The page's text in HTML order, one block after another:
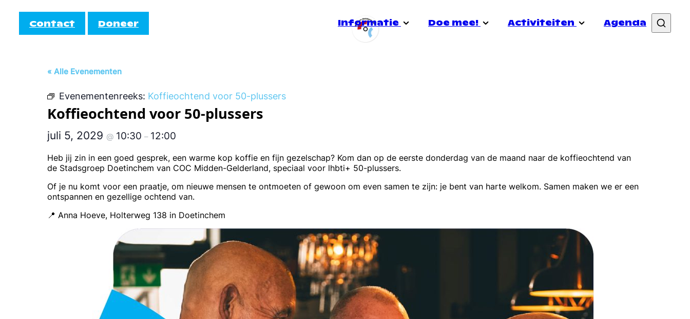
Contact Doneer Informatie
Informatie
Doe mee!
Doe mee!
Activiteiten
AutiRoze
Cocktail
EmbrAce
Stadsgroep Doetinchem
Heerensalon
Agenda
Doe mee!
Activiteiten
« Alle Evenementen
Evenementenreeks: Koffieochtend voor 50-plussers
Koffieochtend voor 50-plussers
juli 5, 2029 @ 10:30 – 12:00
Heb jij zin in een goed gesprek, een warme kop koffie en fijn gezelschap? Kom dan op de eerste donderdag van de maand naar de koffieochtend van
de Stadsgroep Doetinchem van COC Midden-Gelderland, speciaal voor lhbti+ 50-plussers.
Of je nu komt voor een praatje, om nieuwe mensen te ontmoeten of gewoon om even samen te zijn: je bent van harte welkom. Samen maken we er een
ontspannen en gezellige ochtend van.
📍 Anna Hoeve, Holterweg 138 in Doetinchem